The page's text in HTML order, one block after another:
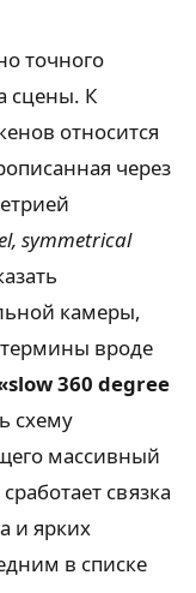
точного
сцены. К
относится
через
symmetrical
камеры,
термины вроде
360 degree
схему
массивный
связка
и ярких
в списке